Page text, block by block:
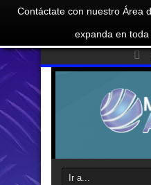
Contáctate con nuestro Área
expanda en